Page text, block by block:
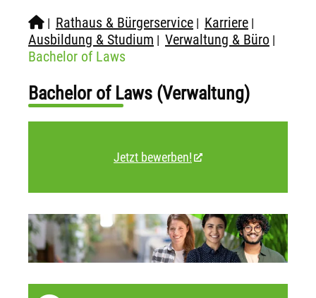
| Rathaus & Bürgerservice | Karriere |
Ausbildung & Studium | Verwaltung & Büro |
Bachelor of Laws
Bachelor of Laws (Verwaltung)
Jetzt bewerben!